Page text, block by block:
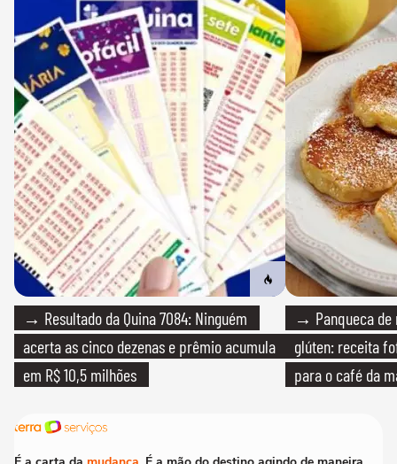
→ Resultado da Quina 7084: Ninguém
acerta as cinco dezenas e prêmio acumula
em R$ 10,5 milhões
→ Panqueca de
glúten: receita
para o café da